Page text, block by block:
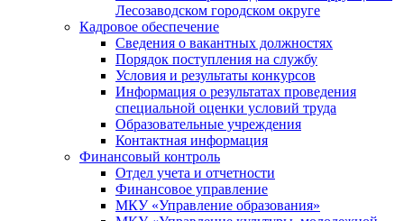
Лесозаводском городском округе
Кадровое обеспечение
Сведения о вакантных должностях
Порядок поступления на службу
Условия и результаты конкурсов
Информация о результатах проведения
специальной оценки условий труда
Образовательные учреждения
Контактная информация
Финансовый контроль
Отдел учета и отчетности
Финансовое управление
МКУ «Управление образования»